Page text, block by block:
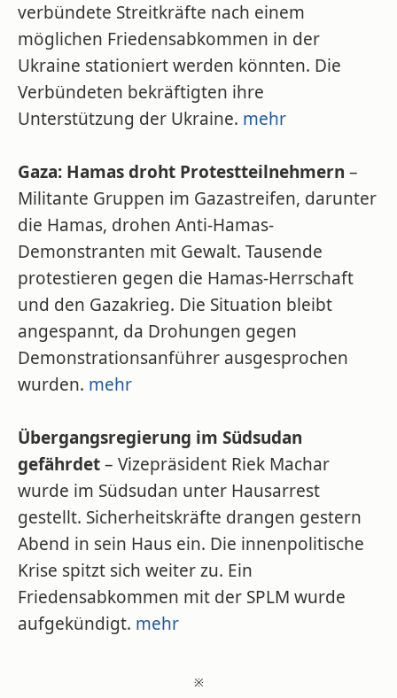
verbündete Streitkräfte nach einem
möglichen Friedensabkommen in der
Ukraine stationiert werden könnten. Die
Verbündeten bekräftigten ihre
Unterstützung der Ukraine. mehr
Gaza: Hamas droht Protestteilnehmern –
Militante Gruppen im Gazastreifen, darunter
die Hamas, drohen Anti-Hamas-
Demonstranten mit Gewalt. Tausende
protestieren gegen die Hamas-Herrschaft
und den Gazakrieg. Die Situation bleibt
angespannt, da Drohungen gegen
Demonstrationsanführer ausgesprochen
wurden. mehr
Übergangsregierung im Südsudan
gefährdet– Vizepräsident Riek Machar
wurde im Südsudan unter Hausarrest
gestellt. Sicherheitskräfte drangen gestern
Abend in sein Haus ein. Die innenpolitische
Krise spitzt sich weiter zu. Ein
Friedensabkommen mit der SPLM wurde
aufgekündigt. mehr
※